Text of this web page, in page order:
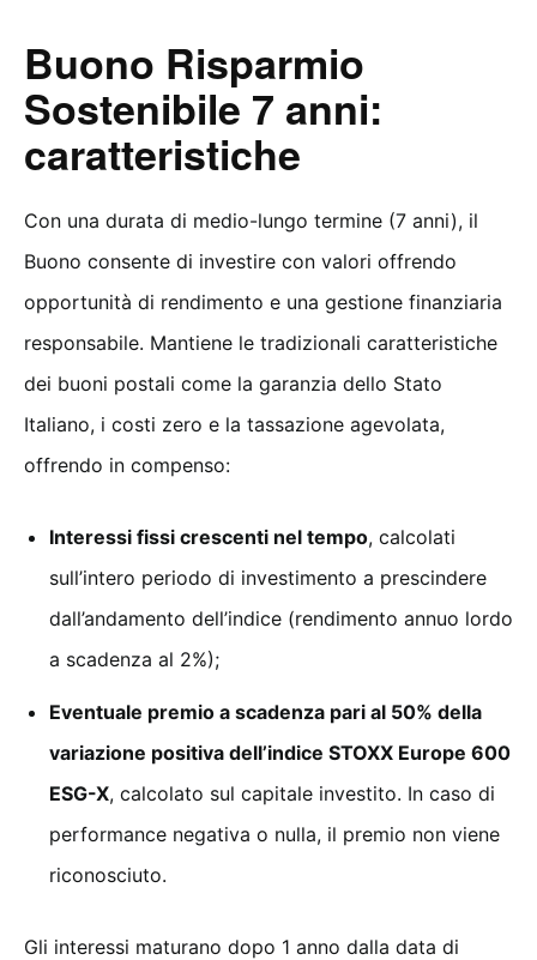
Buono Risparmio
Sostenibile 7 anni:
caratteristiche
Con una durata di medio-lungo termine (7 anni), il
Buono consente di investire con valori offrendo
opportunità di rendimento e una gestione finanziaria
responsabile. Mantiene le tradizionali caratteristiche
dei buoni postali come la garanzia dello Stato
Italiano, i costi zero e la tassazione agevolata,
offrendo in compenso:
Interessi fissi crescenti nel tempo, calcolati
sull’intero periodo di investimento a prescindere
dall’andamento dell’indice (rendimento annuo lordo
a scadenza al 2%);
Eventuale premio a scadenza pari al 50% della
variazione positiva dell’indice STOXX Europe 600
ESG-X, calcolato sul capitale investito. In caso di
performance negativa o nulla, il premio non viene
riconosciuto.
Gli interessi maturano dopo 1 anno dalla data di